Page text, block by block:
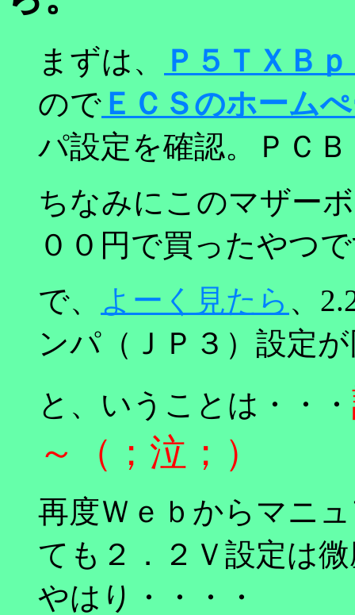
まずは、
Ｐ５ＴＸＢ
ので ＥＣＳのホーム
パ設定を確認。ＰＣ
ちなみにこのマザー
００円で買ったやつ
で、
よーく見たら 、
ンパ（ＪＰ３）設定
と、いうことは・・・
～（；泣；）
再度Ｗｅｂからマニ
ても２．２Ｖ設定は
やはり・・・・